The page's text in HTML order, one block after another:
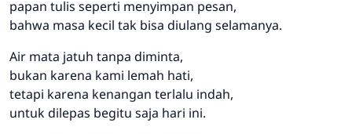
papan tulis seperti menyimpan pesan,
bahwa masa kecil tak bisa diulang selamanya.
Air mata jatuh tanpa diminta,
bukan karena kami lemah hati,
tetapi karena kenangan terlalu indah,
untuk dilepas begitu saja hari ini.